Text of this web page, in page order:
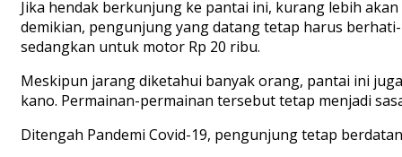
Jika hendak berkunjung ke pantai ini, kurang lebih
demikian, pengunjung yang datang tetap harus
sedangkan untuk motor Rp 20 ribu.
Meskipun jarang diketahui banyak orang, pantai ini
kano. Permainan-permainan tersebut tetap menjadi
Ditengah Pandemi Covid-19, pengunjung tetap